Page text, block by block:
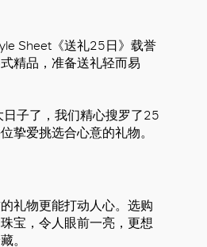
Sheet《送礼25日》载誉
精品，准备送礼轻而易
子了，我们精心搜罗了25
挚爱挑选合心意的礼物。
礼物更能打动人心。选购
宝，令人眼前一亮，更想
。